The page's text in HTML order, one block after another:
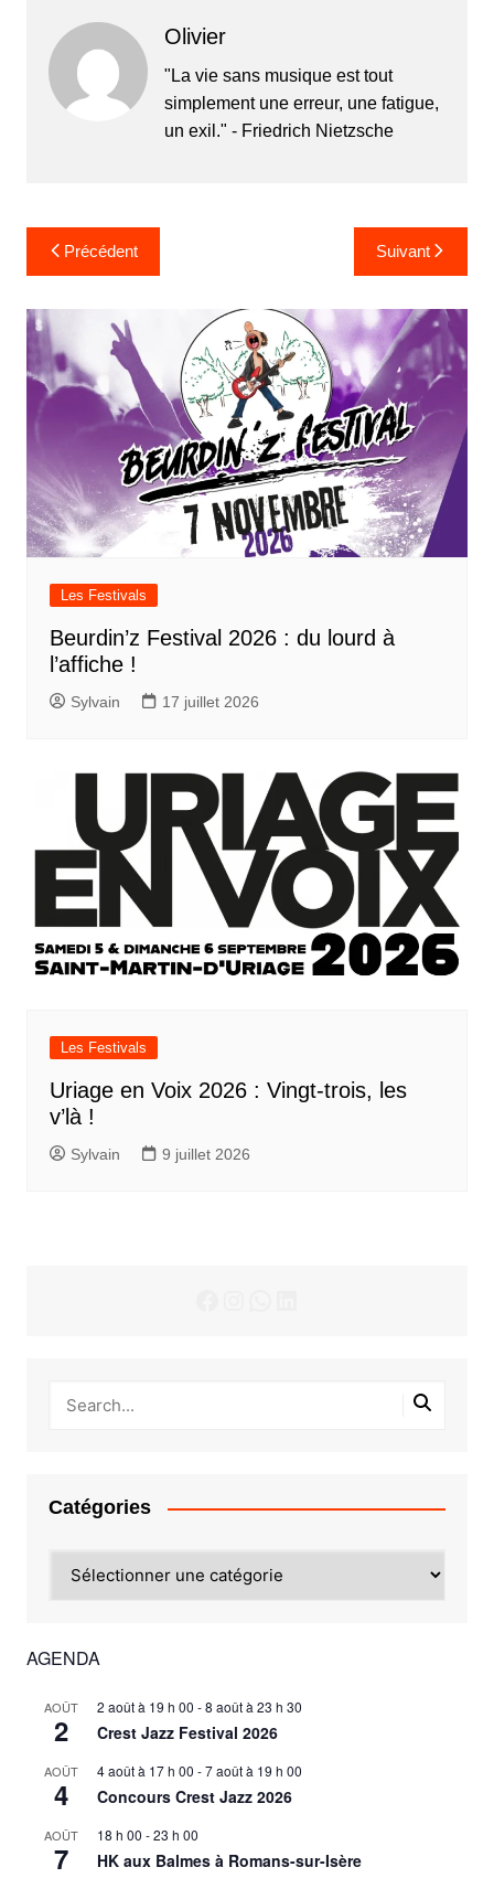
Olivier
"La vie sans musique est tout
simplement une erreur, une fatigue,
un exil." - Friedrich Nietzsche
Navigation
de
l’article
Précédent Suivant
Les Festivals
Beurdin’z Festival 2026 : du lourd à
l’affiche !
Sylvain 17 juillet 2026
Les Festivals
Uriage en Voix 2026 : Vingt-trois, les
v’là !
Sylvain 9 juillet 2026
Catégories
AGENDA
AOÛT
2
2 août à 19 h 00 -8 août à 23 h 30
Crest Jazz Festival 2026
AOÛT
4
4 août à 17 h 00 -7 août à 19 h 00
Concours Crest Jazz 2026
AOÛT
7
18 h 00 -23 h 00
HK aux Balmes à Romans-sur-Isère